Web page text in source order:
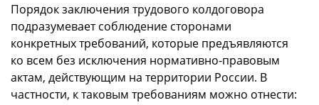
Порядок заключения трудового колдоговора
подразумевает соблюдение сторонами
конкретных требований, которые предъявляются
ко всем без исключения нормативно-правовым
актам, действующим на территории России. В
частности, к таковым требованиям можно отнести: